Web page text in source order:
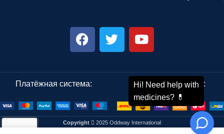
Платёжная система: Система доставки:
Copyright 2025 Oddway International